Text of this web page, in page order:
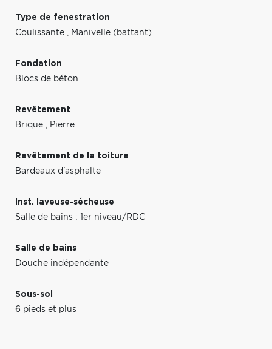
Type de fenestration
Coulissante , Manivelle (battant)
Fondation
Blocs de béton
Revêtement
Brique , Pierre
Revêtement de la toiture
Bardeaux d'asphalte
Inst. laveuse-sécheuse
Salle de bains : 1er niveau/RDC
Salle de bains
Douche indépendante
Sous-sol
6 pieds et plus